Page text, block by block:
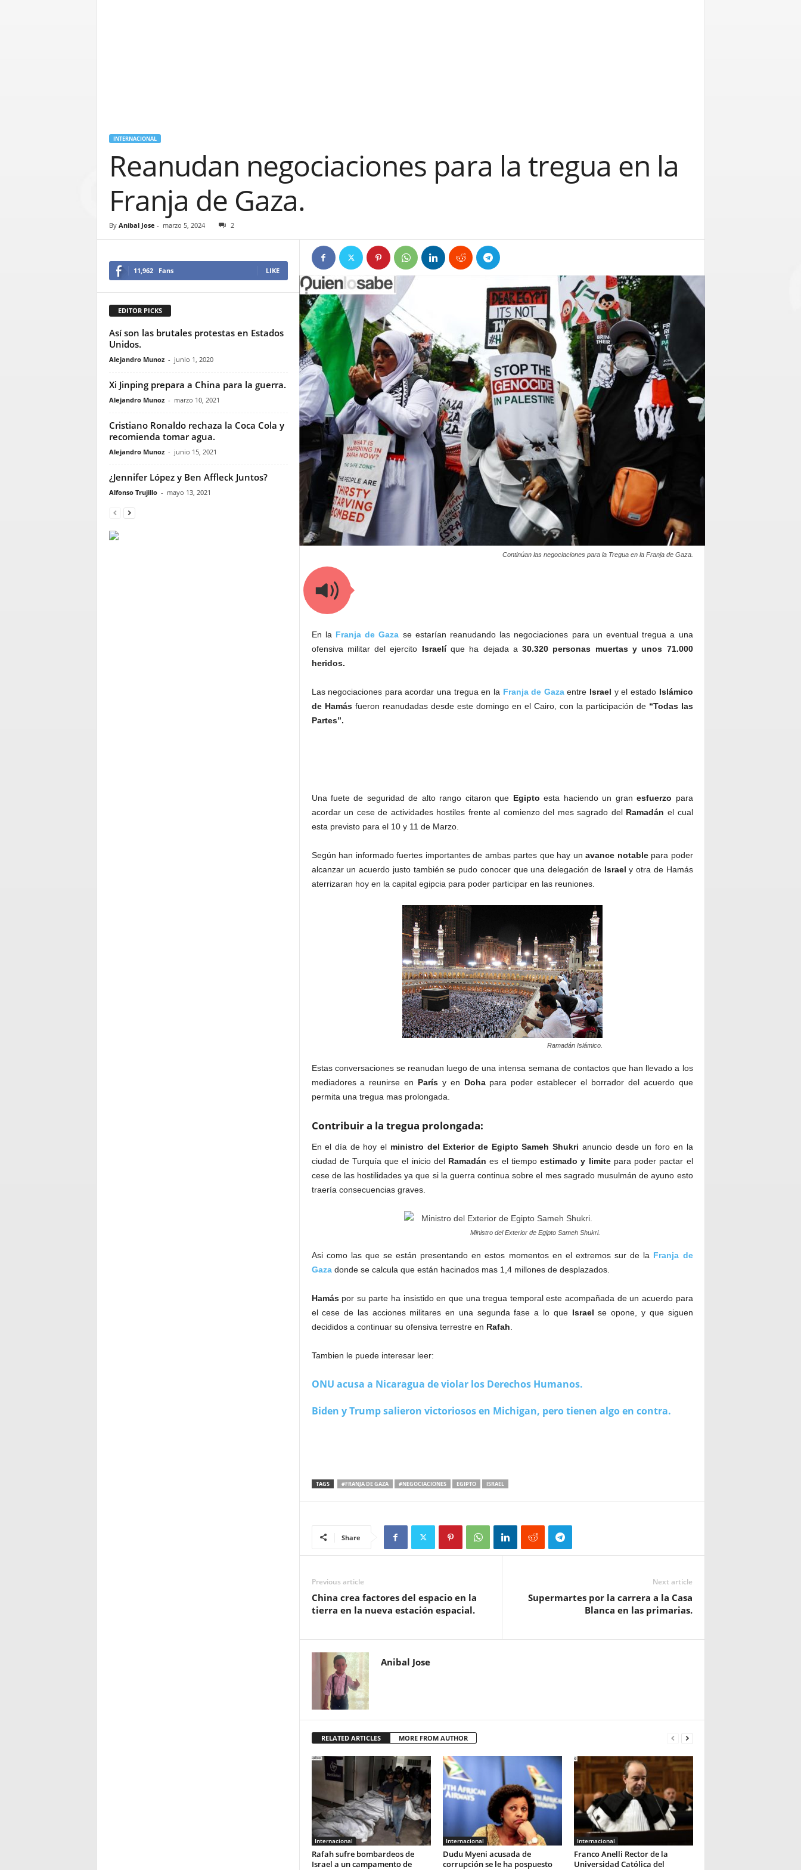
INTERNACIONAL
Reanudan negociaciones para la tregua en la
Franja de Gaza.
By Anibal Jose - marzo 5, 2024 2
Continúan las negociaciones para la Tregua en la Franja de Gaza.
En la Franja de Gaza se estarían reanudando las negociaciones para un eventual tregua a una
ofensiva militar del ejercito Israelíque ha dejada a 30.320 personas muertas y unos 71.000
heridos.
Las negociaciones para acordar una tregua en la Franja de Gazaentre Israel y el estadoIslámico
de Hamásfueron reanudadas desde este domingo en el Cairo, con la participación de “Todas las
Partes”.
Una fuete de seguridad de alto rango citaron que Egipto esta haciendo un granesfuerzo para
acordar un cese de actividades hostiles frente al comienzo del mes sagrado del Ramadán el cual
esta previsto para el 10 y 11 de Marzo.
Según han informado fuertes importantes de ambas partes que hay un avance notablepara poder
alcanzar un acuerdo justo también se pudo conocer que una delegación de Israel y otra de Hamás
aterrizaran hoy en la capital egipcia para poder participar en las reuniones.
Ramadán Islámico.
Estas conversaciones se reanudan luego de una intensa semana de contactos que han llevado a los
mediadores a reunirse en Parísy en Dohapara poder establecer el borrador del acuerdo que
permita una tregua mas prolongada.
Contribuir a la tregua prolongada:
En el día de hoy el ministro del Exterior de Egipto Sameh Shukri anuncio desde un foro en la
ciudad de Turquía que el inicio del Ramadán es el tiempoestimado y limitepara poder pactar el
cese de las hostilidades ya que si la guerra continua sobre el mes sagrado musulmán de ayuno esto
traería consecuencias graves.
Ministro del Exterior de Egipto Sameh Shukri.
Asi como las que se están presentando en estos momentos en el extremos sur de la Franja de
Gazadonde se calcula que están hacinados mas 1,4 millones de desplazados.
Hamáspor su parte ha insistido en que una tregua temporal este acompañada de un acuerdo para
el cese de las acciones militares en una segunda fase a lo que Israel se opone, y que siguen
decididos a continuar su ofensiva terrestre en Rafah
Tambien le puede interesar leer:
ONU acusa a Nicaragua de violar los Derechos Humanos.
Biden y Trump salieron victoriosos en Michigan, pero tienen algo en contra.
TAGS #FRANJA DE GAZA #NEGOCIACIONES EGIPTO ISRAEL
Share
Previous article
China crea factores del espacio en la
tierra en la nueva estación espacial.
Next article
Supermartes por la carrera a la Casa
Blanca en las primarias.
Anibal Jose
RELATED ARTICLES MORE FROM AUTHOR
Internacional
Rafah sufre bombardeos de
Israel a un campamento de
Internacional
Dudu Myeni acusada de
corrupción se le ha pospuesto
Internacional
Franco Anelli Rector de la
Universidad Católica del
11,962 Fans LIKE
EDITOR PICKS
Así son las brutales protestas en Estados
Unidos.
Alejandro Munoz - junio 1, 2020
Xi Jinping prepara a China para la guerra.
Alejandro Munoz - marzo 10, 2021
Cristiano Ronaldo rechaza la Coca Cola y
recomienda tomar agua.
Alejandro Munoz - junio 15, 2021
¿Jennifer López y Ben Affleck Juntos?
Alfonso Trujillo - mayo 13, 2021